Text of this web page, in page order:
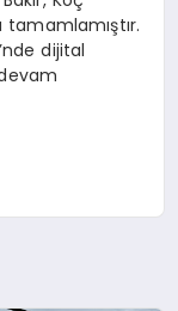
tamamlamıştır.
dijital